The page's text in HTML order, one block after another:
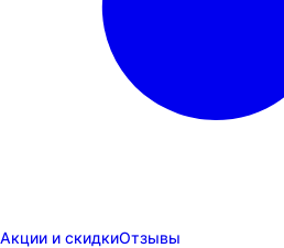
Акции и скидкиОтзывы